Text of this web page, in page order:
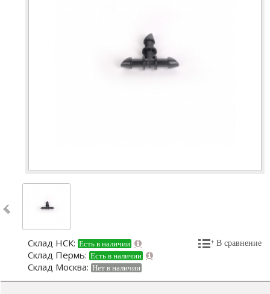
Склад НСК: Есть в наличии
Склад Пермь: Есть в наличии
Склад Москва: Нет в наличии
В сравнение